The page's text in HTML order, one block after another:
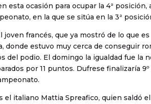
esta ocasión para ocupar la 4ª posición,
en la que se sitúa en la 3ª
francés, que ya mostró de lo que es
donde estuvo muy cerca de conseguir
del podio. El domingo la igualdad fue la
por 11 puntos. Dufrese finalizaría 9º
italiano Mattia Spreafico, quien saldó